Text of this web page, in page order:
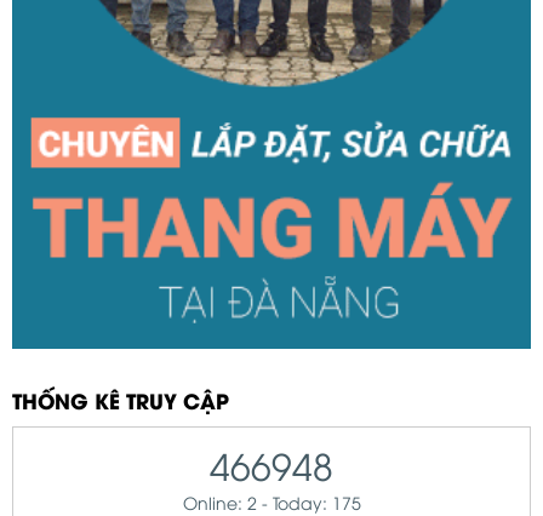
THỐNG KÊ TRUY CẬP
466948
Online: 2 - Today: 175